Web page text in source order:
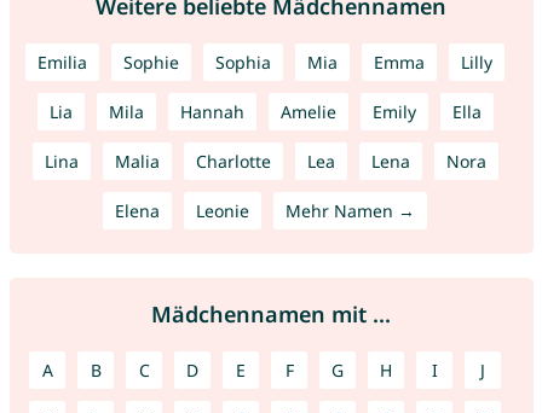
Weitere beliebte Mädchennamen
Emilia Sophie Sophia Mia Emma Lilly
Lia Mila Hannah Amelie Emily Ella
Lina Malia Charlotte Lea Lena Nora
Elena Leonie Mehr Namen →
Mädchennamen mit ...
A B C D E F G H I J